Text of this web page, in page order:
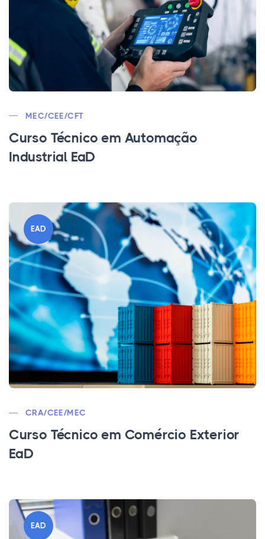
MEC/CEE/CFT
Curso Técnico em Automação
Industrial EaD
EAD
CRA/CEE/MEC
Curso Técnico em Comércio Exterior
EaD
EAD